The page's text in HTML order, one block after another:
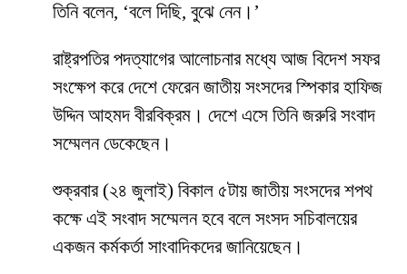
তিনি বলেন, ‘বলে দিছি, বুঝে নেন।’
রাষ্ট্রপতির পদত্যাগের আলোচনার মধ্যে আজ বিদেশ সফর
সংক্ষেপ করে দেশে ফেরেন জাতীয় সংসদের স্পিকার হাফিজ
উদ্দিন আহমদ বীরবিক্রম। দেশে এসে তিনি জরুরি সংবাদ
সম্মেলন ডেকেছেন।
শুক্রবার (২৪ জুলাই) বিকাল ৫টায় জাতীয় সংসদের শপথ
কক্ষে এই সংবাদ সম্মেলন হবে বলে সংসদ সচিবালয়ের
একজন কর্মকর্তা সাংবাদিকদের জানিয়েছেন।